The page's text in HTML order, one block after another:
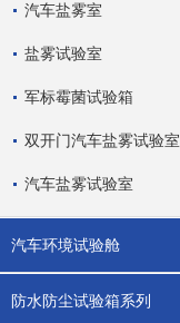
汽车盐雾室
盐雾试验室
军标霉菌试验箱
双开门汽车盐雾试验室
汽车盐雾试验室
汽车环境试验舱
防水防尘试验箱系列